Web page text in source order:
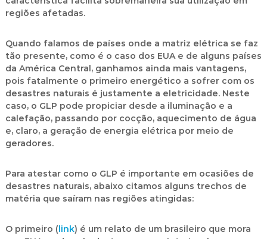
regiões afetadas.
Quando falamos de países onde a matriz elétrica se faz
tão presente, como é o caso dos EUA e de alguns países
da América Central, ganhamos ainda mais vantagens,
pois fatalmente o primeiro energético a sofrer com os
desastres naturais é justamente a eletricidade. Neste
caso, o GLP pode propiciar desde a iluminação e a
calefação, passando por cocção, aquecimento de água
e, claro, a geração de energia elétrica por meio de
geradores.
Para atestar como o GLP é importante em ocasiões de
desastres naturais, abaixo citamos alguns trechos de
matéria que saíram nas regiões atingidas:
O primeiro (link) é um relato de um brasileiro que mora